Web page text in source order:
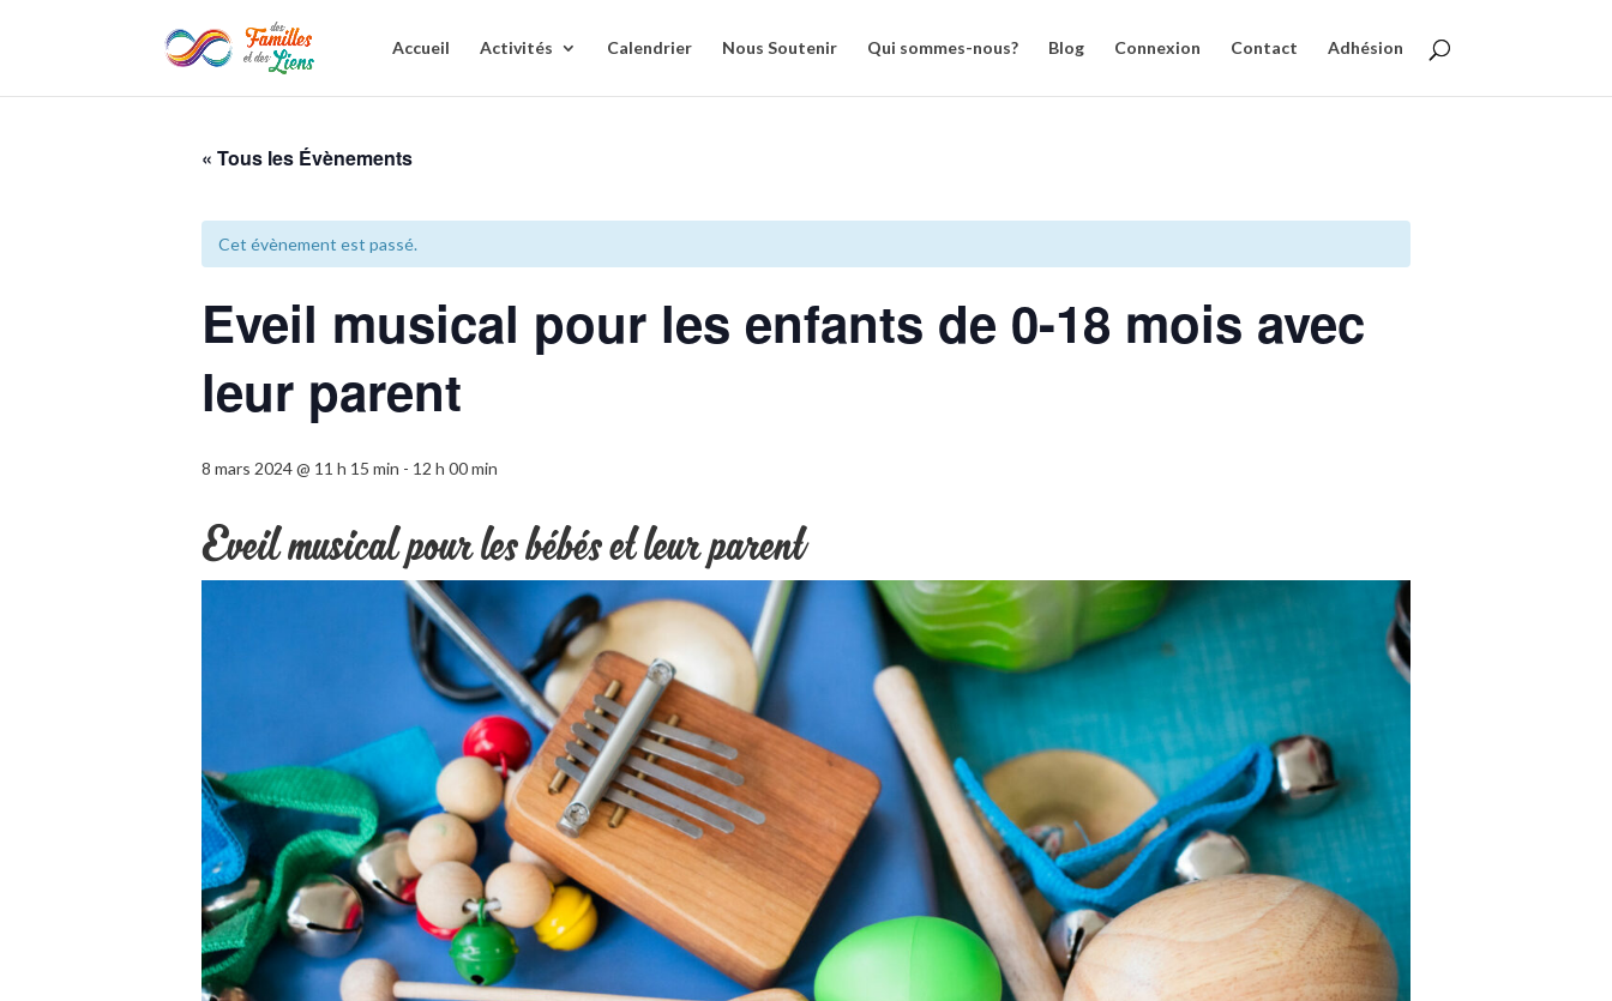
Accueil Activités Calendrier Nous Soutenir Qui sommes-nous? Blog Connexion Contact Adhésion
« Tous les Évènements
Cet évènement est passé.
Eveil musical pour les enfants de 0-18 mois avec
leur parent
8 mars 2024 @ 11 h 15 min - 12 h 00 min
Eveil musical pour les bébés et leur parent